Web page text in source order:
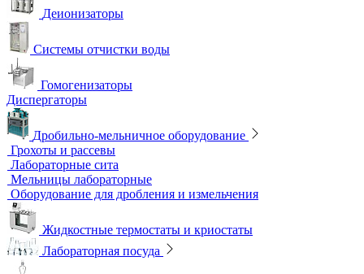
Перемешивающие устройства
Верхнеприводные мешалки
Магнитные мешалки
Центрифуги
Шейкеры и Встряхиватели (вортексы)
Экстракторы
Водоподготовка
Аквадистилляторы
Бидистилляторы
Деионизаторы
Системы отчистки воды